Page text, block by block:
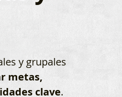
y grupales
metas,
clave.